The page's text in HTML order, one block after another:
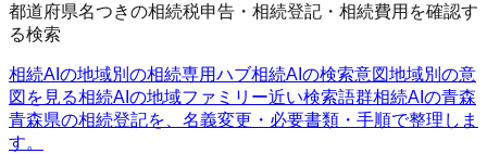
都道府県名つきの相続税申告・相続登記・相続費用を確認す
る検索
相続AIの地域別の相続専用ハブ相続AIの検索意図地域別の意
図を見る相続AIの地域ファミリー近い検索語群相続AIの青森
青森県の相続登記を、名義変更・必要書類・手順で整理しま
す。